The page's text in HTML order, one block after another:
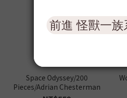
Space Odyssey/200
Pieces/Adrian Chesterman